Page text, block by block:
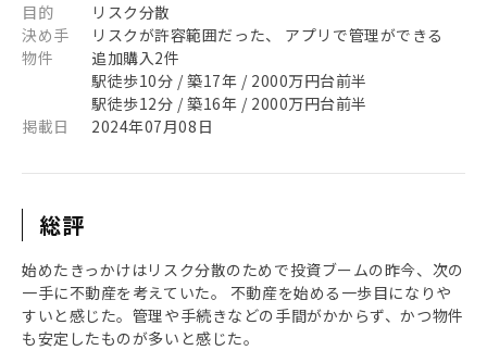
目的
リスク分散
決め手
リスクが許容範囲だった、 アプリで管理ができる
物件
追加購入2件
駅徒歩10分 / 築17年 / 2000万円台前半
駅徒歩12分 / 築16年 / 2000万円台前半
掲載日
2024年07月08日
総評
始めたきっかけはリスク分散のためで投資ブームの昨今、次の
一手に不動産を考えていた。 不動産を始める一歩目になりや
すいと感じた。管理や手続きなどの手間がかからず、かつ物件
も安定したものが多いと感じた。